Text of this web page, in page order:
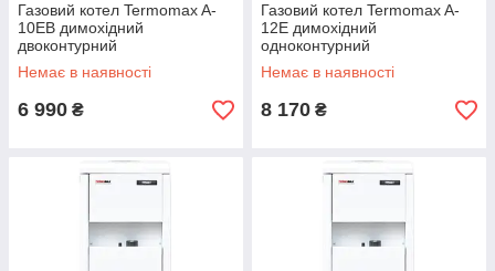
Газовий котел Termomax A-
10EB димохідний
двоконтурний
Немає в наявності
6 990 ₴
Газовий котел Termomax A-
12E димохідний
одноконтурний
Немає в наявності
8 170 ₴